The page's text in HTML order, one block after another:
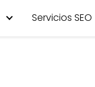
Servicios SEO